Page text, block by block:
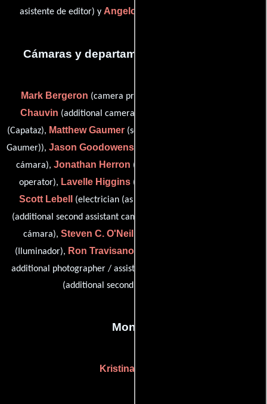
asistente de editor) y Angelo Russo
Cámaras y departamento de electricidad
Mark Bergeron (camera production assistant),
Chauvin (additional camera operator),
(Capataz), Matthew Gaumer (second assistant camera (as Matt
Gaumer)), Jason Goodowens
cámara), Jonathan Herron (Steadicam operator / camera
operator), Lavelle Higgins(Asistente de electricidad),
Scott Lebell
(electrician (as Scott Lebell)),
(additional second assistant camera),
cámara), Steven C. O'Neill
(Iluminador), Ron Travisano
additional photographer / assistant camera) y
(additional second assistant camera)
Montaje
Kristina Boden